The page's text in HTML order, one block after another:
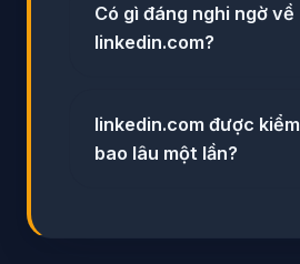
Có gì đáng nghi ngờ về
linkedin.com?
linkedin.com được
bao lâu một lần?